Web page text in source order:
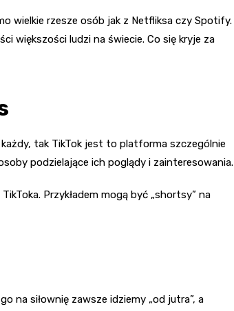
wielkie rzesze osób jak z Netfliksa czy Spotify.
większości ludzi na świecie. Co się kryje za
tak TikTok jest to platforma szczególnie
podzielające ich poglądy i zainteresowania.
Przykładem mogą być „shortsy” na
na siłownię zawsze idziemy „od jutra”, a